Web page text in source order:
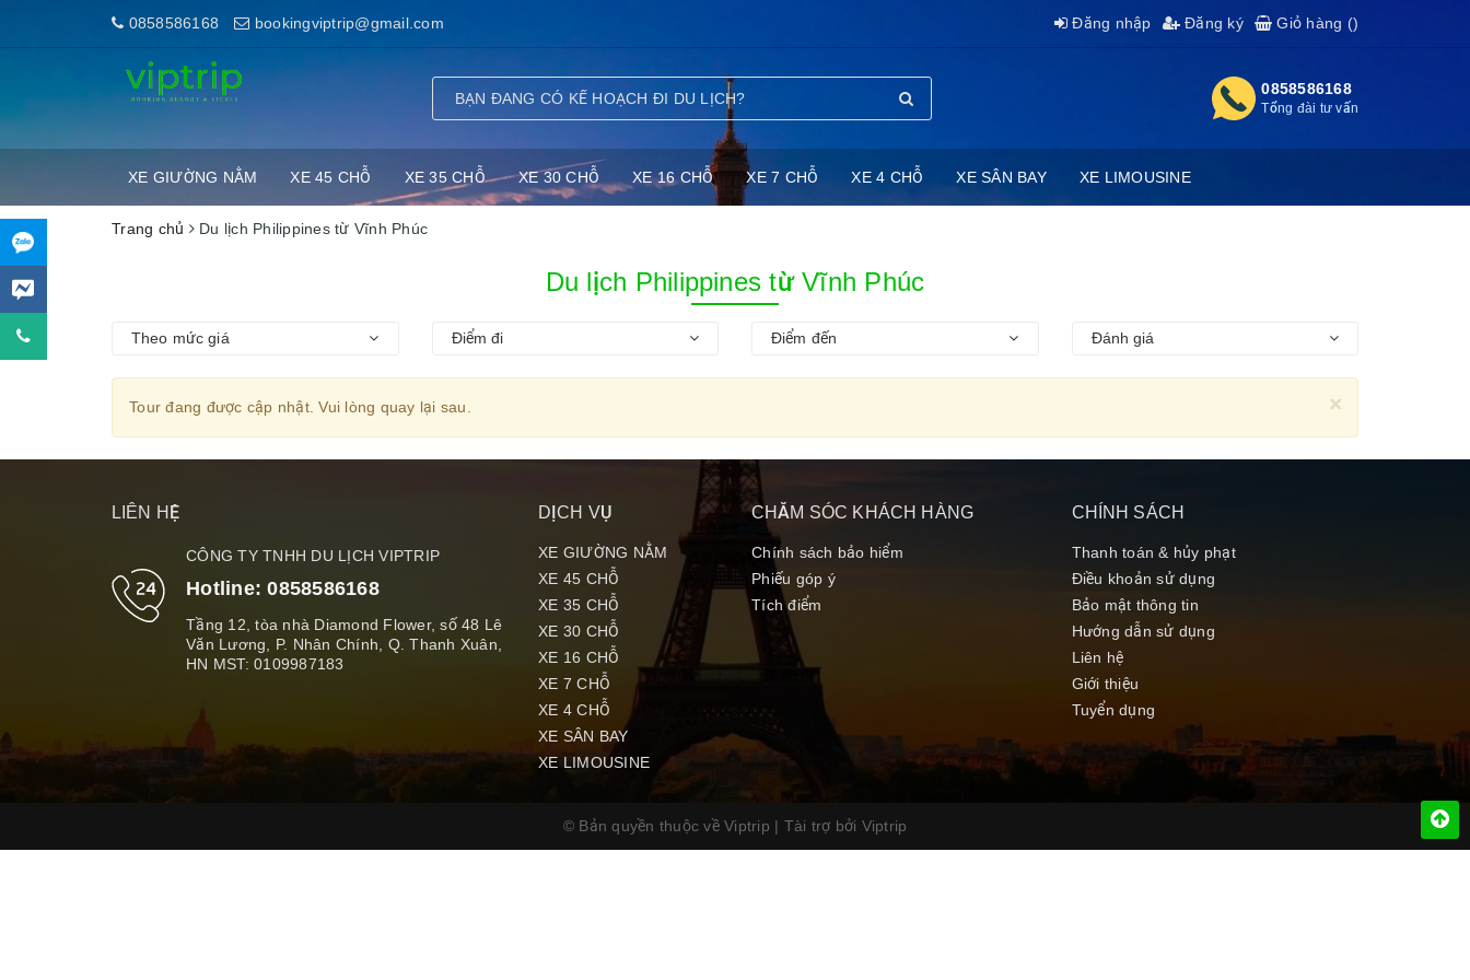
0858586168 bookingviptrip@gmail.com Giỏ hàng ()
Đăng nhập Đăng ký
0858586168
Tổng đài tư vấn
XE GIƯỜNG NẰM XE 45 CHỖ XE 35 CHỖ XE 30 CHỖ XE 16 CHỖ XE 7 CHỖ XE 4 CHỖ XE SÂN BAY XE LIMOUSINE
Trang chủ Du lịch Philippines từ Vĩnh Phúc
Du lịch Philippines từ Vĩnh Phúc
Theo mức giá Điểm đi Điểm đến Đánh giá
×
Tour đang được cập nhật. Vui lòng quay lại sau.
LIÊN HỆ
CÔNG TY TNHH DU LỊCH VIPTRIP
Hotline:0858586168
Tầng 12, tòa nhà Diamond Flower, số 48 Lê
Văn Lương, P. Nhân Chính, Q. Thanh Xuân,
HN MST: 0109987183
DỊCH VỤ
XE GIƯỜNG NẰM
XE 45 CHỖ
XE 35 CHỖ
XE 30 CHỖ
XE 16 CHỖ
XE 7 CHỖ
XE 4 CHỖ
XE SÂN BAY
XE LIMOUSINE
CHĂM SÓC KHÁCH HÀNG
Chính sách bảo hiểm
Phiếu góp ý
Tích điểm
CHÍNH SÁCH
Thanh toán & hủy phạt
Điều khoản sử dụng
Bảo mật thông tin
Hướng dẫn sử dụng
Liên hệ
Giới thiệu
Tuyển dụng
© Bản quyền thuộc về Viptrip | Tài trợ bởi Viptrip